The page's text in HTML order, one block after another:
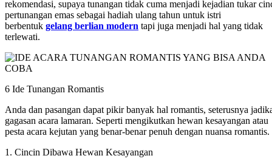
rekomendasi, supaya tunangan tidak cuma menjadi kejadian tukar
pertunangan emas sebagai hadiah ulang tahun untuk istri
berbentuk gelang berlian modern tapi juga menjadi hal yang tidak
terlewati.
6 Ide Tunangan Romantis
Anda dan pasangan dapat pikir banyak hal romantis, seterusnya
gagasan acara lamaran. Seperti mengikutkan hewan kesayangan atau
pesta acara kejutan yang benar-benar penuh dengan nuansa romantis.
1. Cincin Dibawa Hewan Kesayangan